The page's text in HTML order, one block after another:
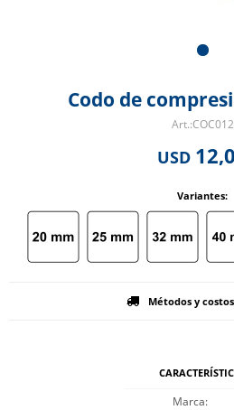
Codo de
COC012
USD
Variantes:
Métodos y
Marca